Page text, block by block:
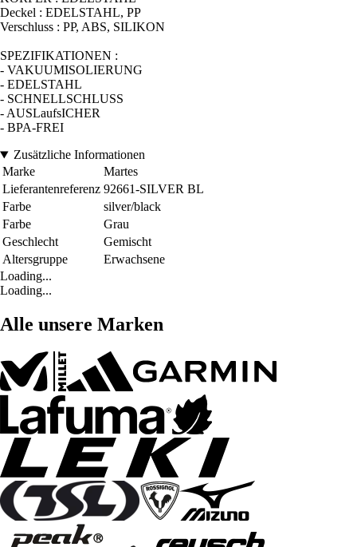
Deckel : EDELSTAHL, PP
Verschluss : PP, ABS, SILIKON
SPEZIFIKATIONEN :
- VAKUUMISOLIERUNG
- EDELSTAHL
- SCHNELLSCHLUSS
- AUSLaufsICHER
- BPA-FREI
Zusätzliche Informationen
Marke
Martes
Lieferantenreferenz 92661-SILVER BL
Farbe
silver/black
Farbe
Grau
Geschlecht
Gemischt
Altersgruppe
Erwachsene
Loading...
Loading...
Alle unsere Marken